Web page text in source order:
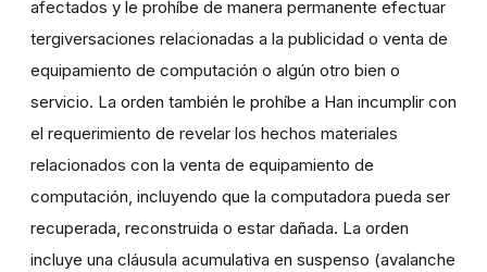
afectados y le prohíbe de manera permanente efectuar
tergiversaciones relacionadas a la publicidad o venta de
equipamiento de computación o algún otro bien o
servicio. La orden también le prohíbe a Han incumplir con
el requerimiento de revelar los hechos materiales
relacionados con la venta de equipamiento de
computación, incluyendo que la computadora pueda ser
recuperada, reconstruida o estar dañada. La orden
incluye una cláusula acumulativa en suspenso (avalanche